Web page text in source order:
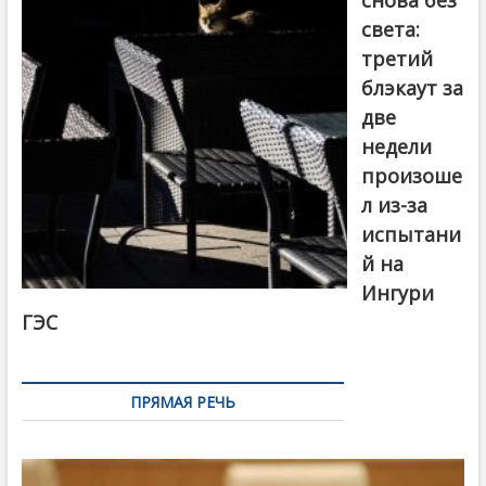
света:
третий
блэкаут за
две
недели
произоше
л из-за
испытани
й на
Ингури
ГЭС
ПРЯМАЯ РЕЧЬ